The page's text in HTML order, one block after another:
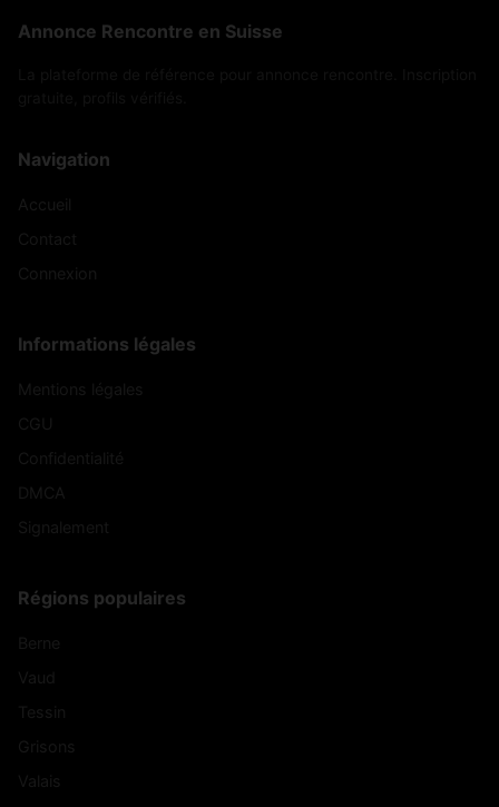
Annonce Rencontre en Suisse
Navigation
Informations légales
Régions populaires